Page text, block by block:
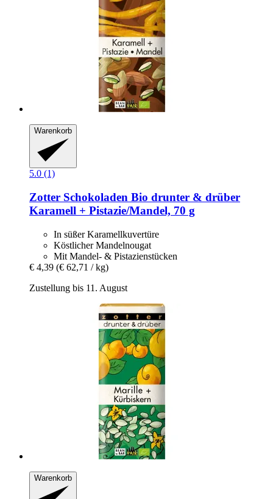
Warenkorb
5.0 (1)
Zotter Schokoladen Bio drunter & drüber
Karamell + Pistazie/Mandel, 70 g
In süßer Karamellkuvertüre
Köstlicher Mandelnougat
Mit Mandel- & Pistazienstücken
€ 4,39 (€ 62,71 / kg)
Zustellung bis 11. August
Warenkorb